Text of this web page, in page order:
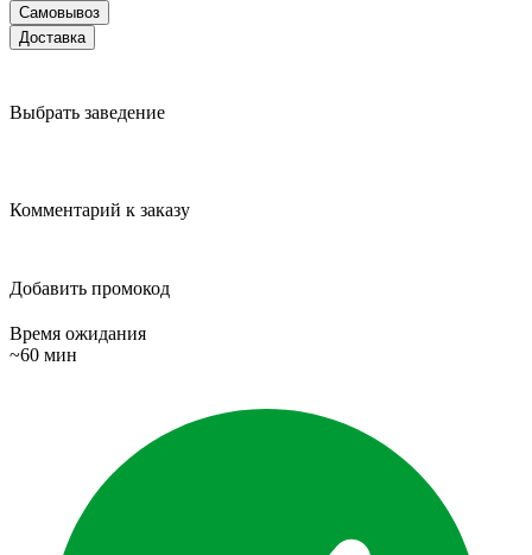
Самовывоз
Доставка
Выбрать заведение
Комментарий к заказу
Добавить промокод
Время ожидания
~60 мин